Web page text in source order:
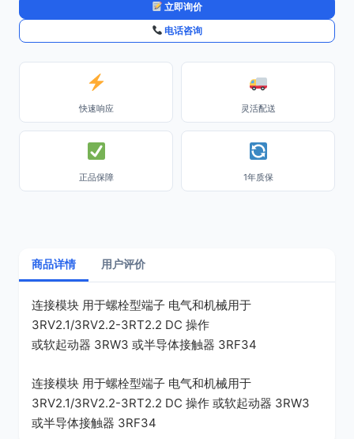
立即询价
电话咨询
快速响应 灵活配送
正品保障 1年质保
商品详情 用户评价
连接模块 用于螺栓型端子 电气和机械用于
3RV2.1/3RV2.2-3RT2.2 DC 操作
或软起动器 3RW3 或半导体接触器 3RF34
连接模块 用于螺栓型端子 电气和机械用于
3RV2.1/3RV2.2-3RT2.2 DC 操作 或软起动器 3RW3
或半导体接触器 3RF34